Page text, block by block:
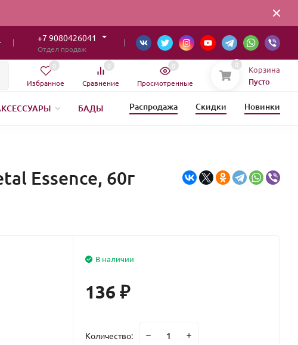
+7 9080426041
Отдел продаж
Избранное
0
Сравнение
0
Просмотренные
0 0 Корзина
Пусто
БАДЫ
Распродажа Скидки Новинки
Essence, 60г
В наличии
136 ₽
Количество: